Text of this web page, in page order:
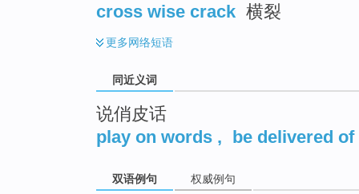
cross wise crack 横裂
更多网络短语
同近义词
说俏皮话
play on words , be delivered of
双语例句 权威例句